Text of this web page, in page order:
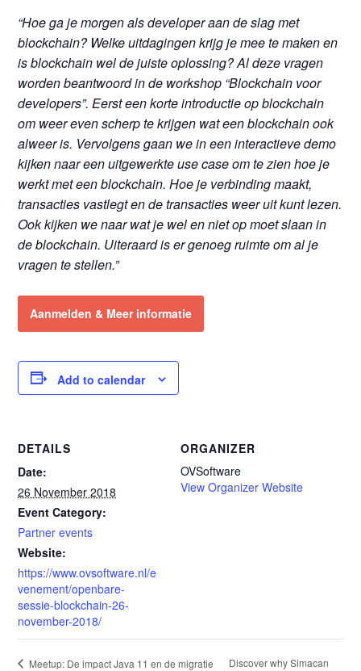
“Hoe ga je morgen als developer aan de slag met
blockchain? Welke uitdagingen krijg je mee te maken en
is blockchain wel de juiste oplossing? Al deze vragen
worden beantwoord in de workshop “Blockchain voor
developers”. Eerst een korte introductie op blockchain
om weer even scherp te krijgen wat een blockchain ook
alweer is. Vervolgens gaan we in een interactieve demo
kijken naar een uitgewerkte use case om te zien hoe je
werkt met een blockchain. Hoe je verbinding maakt,
transacties vastlegt en de transacties weer uit kunt lezen.
Ook kijken we naar wat je wel en niet op moet slaan in
de blockchain. Uiteraard is er genoeg ruimte om al je
vragen te stellen.”
Aanmelden & Meer informatie
Add to calendar
DETAILS
Date:
26 November 2018
Event Category:
Partner events
Website:
https://www.ovsoftware.nl/e
venement/openbare-
sessie-blockchain-26-
november-2018/
ORGANIZER
OVSoftware
View Organizer Website
Meetup: De impact Java 11 en de migratie
Discover why Simacan